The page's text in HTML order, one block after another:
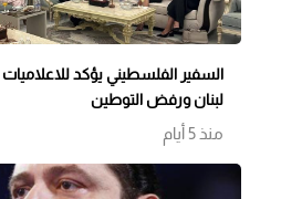
السفير الفلسطيني يؤكد للاعلاميات
لبنان ورفض التوطين
منذ 5 أيام